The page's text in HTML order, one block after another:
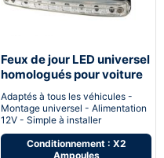
Feux de jour LED universel
homologués pour voiture
moto quad
Adaptés à tous les véhicules -
Montage universel - Alimentation
12V - Simple à installer
Conditionnement : X2
Ampoules